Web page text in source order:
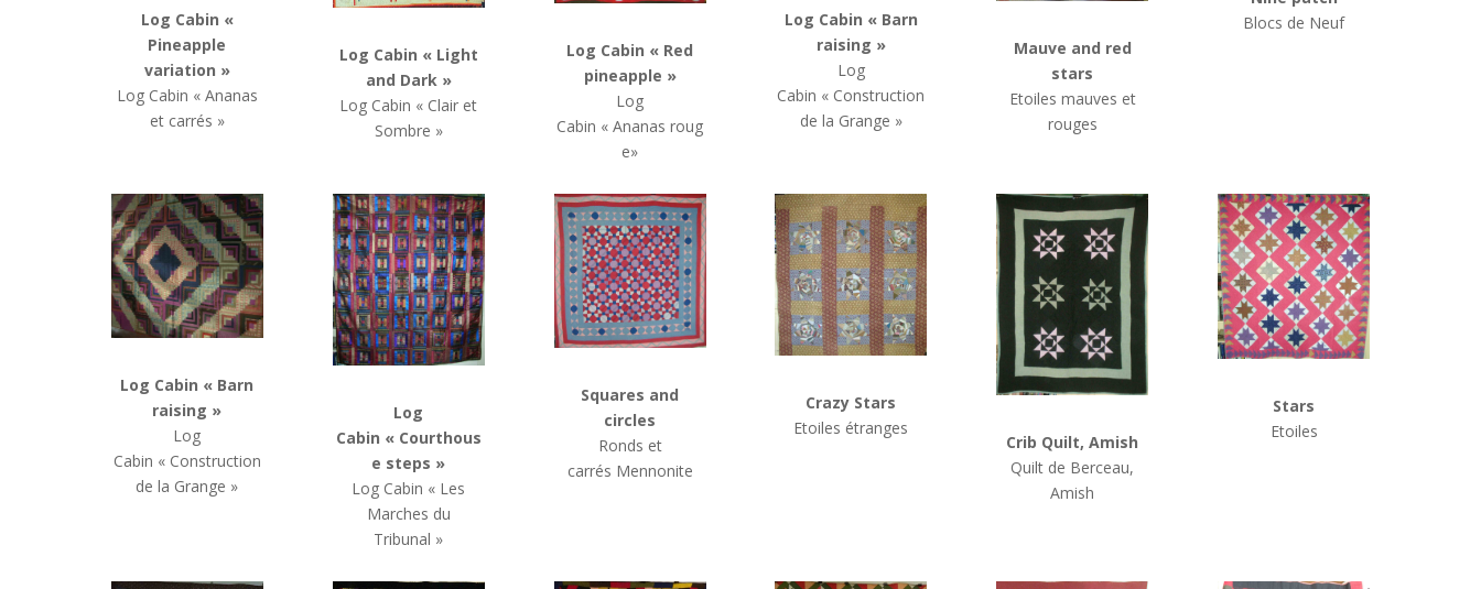
Log Cabin «
Pineapple
variation »
Log Cabin « Ananas
et carrés »
Log Cabin « Light
and Dark »
Log Cabin « Clair et
Sombre »
Log Cabin « Red
pineapple »
Log
Cabin « Ananas roug
e»
Log Cabin « Barn
raising »
Log
Cabin « Construction
de la Grange »
Mauve and red
stars
Etoiles mauves et
rouges
Blocs de Neuf
Log Cabin « Barn
raising »
Log
Cabin « Construction
de la Grange »
Log
Cabin « Courthous
e steps »
Log Cabin « Les
Marches du
Tribunal »
Squares and
circles
Ronds et
carrés Mennonite
Crazy Stars
Etoiles étranges
Crib Quilt, Amish
Quilt de Berceau,
Amish
Stars
Etoiles